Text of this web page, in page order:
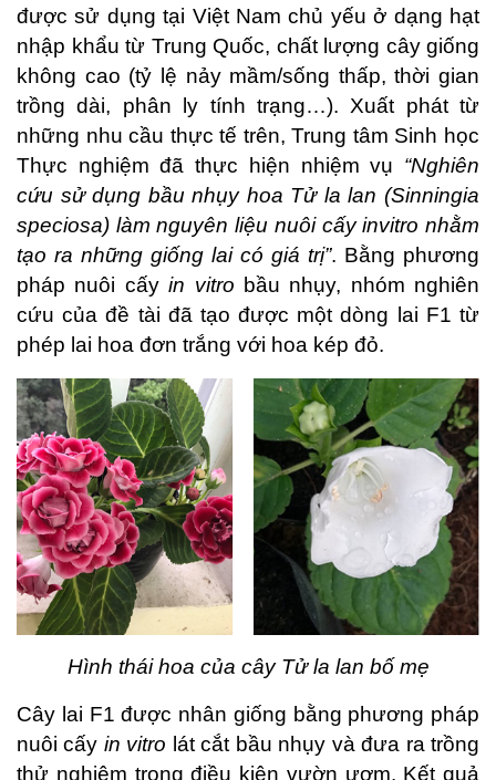
được sử dụng tại Việt Nam chủ yếu ở dạng hạt
nhập khẩu từ Trung Quốc, chất lượng cây giống
không cao (tỷ lệ nảy mầm/sống thấp, thời gian
trồng dài, phân ly tính trạng…). Xuất phát từ
những nhu cầu thực tế trên, Trung tâm Sinh học
Thực nghiệm đã thực hiện nhiệm vụ “Nghiên
cứu sử dụng bầu nhụy hoa Tử la lan (Sinningia
speciosa) làm nguyên liệu nuôi cấy invitro nhằm
tạo ra những giống lai có giá trị”. Bằng phương
pháp nuôi cấyin vitro bầu nhụy, nhóm nghiên
cứu của đề tài đã tạo được một dòng lai F1 từ
phép lai hoa đơn trắng với hoa kép đỏ.
Hình thái hoa của cây Tử la lan bố mẹ
Cây lai F1 được nhân giống bằng phương pháp
nuôi cấy in vitro lát cắt bầu nhụy và đưa ra trồng
thử nghiệm trong điều kiện vườn ươm. Kết quả